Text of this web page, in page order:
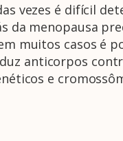
vezes é difícil
da menopausa
muitos casos é
anticorpos
e